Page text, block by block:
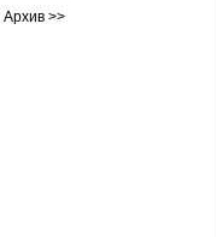
Архив >>